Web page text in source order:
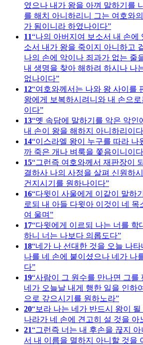
였으나 내가 왕을 아껴 말하기를
를 해치 아니하리니 그는 여호와
가 됨이니라 하였나이다
11 나의 아버지여 보소서 내 손에
소서 내가 왕을 죽이지 아니하고
나의 손에 악이나 죄과가 없는 줄
내 생명을 찾아 해하려 하시나 나
없나이다
12 여호와께서는 나와 왕 사이를
왕에게 보복하시려니와 내 손으
이다
13 옛 속담에 말하기를 악은 악인
내 손이 왕을 해하지 아니하리이다
14 이스라엘 왕이 누구를 따라 나
까 죽은 개나 벼룩을 쫓음이니이다
15 그런즉 여호와께서 재판장이
결하사 나의 사정을 살펴 신원하
건지시기를 원하나이다
16 다윗이 사울에게 이같이 말하
로되 내 아들 다윗아 이것이 네 목
여 울며
17 다윗에게 이르되 나는 너를 학
하니 너는 나보다 의롭도다
18 네가 나 선대한 것을 오늘 나
나를 네 손에 붙이셨으나 네가 나
다
19 사람이 그 원수를 만나면 그를
네가 오늘날 내게 행한 일을 인하
으로 갚으시기를 원하노라
20 보라 나는 네가 반드시 왕이
나라가 네 손에 견고히 설 것을 아
21
그런즉 너는 내 후손을 끊지
서 내 이름을 멸하지 아니할 것을